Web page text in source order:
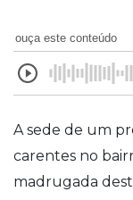
ouça este conteúdo
A sede de um
carentes no
madrugada